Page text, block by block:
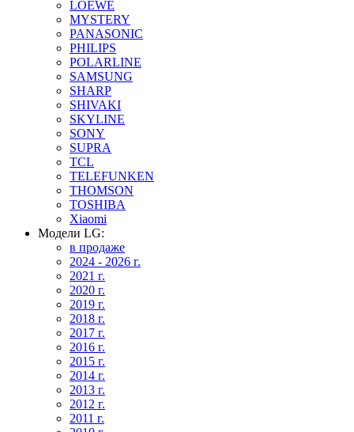
LOEWE
MYSTERY
PANASONIC
PHILIPS
POLARLINE
SAMSUNG
SHARP
SHIVAKI
SKYLINE
SONY
SUPRA
TCL
TELEFUNKEN
THOMSON
TOSHIBA
Xiaomi
Модели LG:
в продаже
2024 - 2026 г.
2021 г.
2020 г.
2019 г.
2018 г.
2017 г.
2016 г.
2015 г.
2014 г.
2013 г.
2012 г.
2011 г.